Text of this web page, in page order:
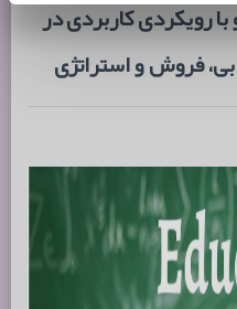
رویکردی کاربردی در
،فروشواستراتژی